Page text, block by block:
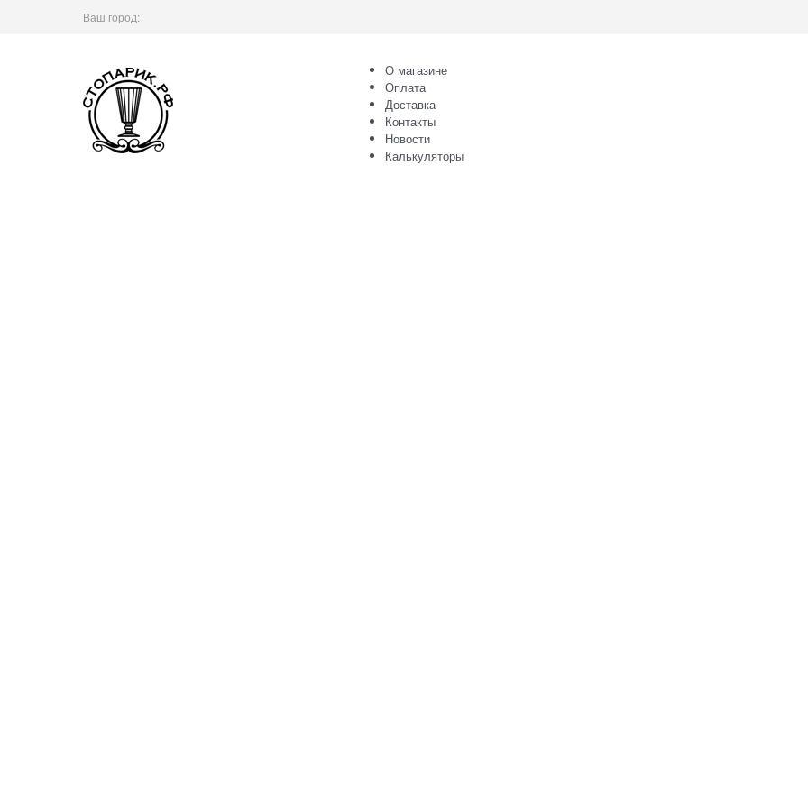
Ваш город:
О магазине
Оплата
Доставка
Контакты
Новости
Калькуляторы